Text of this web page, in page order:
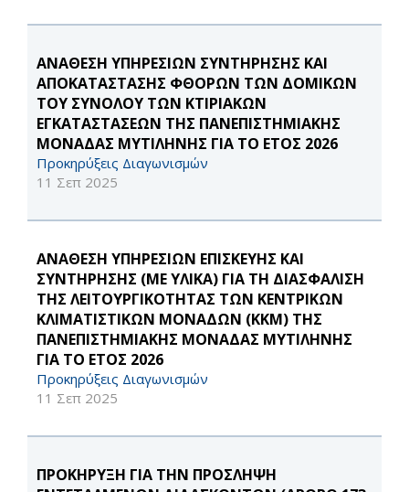
ΑΝΑΘΕΣΗ ΥΠΗΡΕΣΙΩΝ ΣΥΝΤΗΡΗΣΗΣ ΚΑΙ
ΑΠΟΚΑΤΑΣΤΑΣΗΣ ΦΘΟΡΩΝ ΤΩΝ ΔΟΜΙΚΩΝ
ΤΟΥ ΣΥΝΟΛΟΥ ΤΩΝ ΚΤΙΡΙΑΚΩΝ
ΕΓΚΑΤΑΣΤΑΣΕΩΝ ΤΗΣ ΠΑΝΕΠΙΣΤΗΜΙΑΚΗΣ
ΜΟΝΑΔΑΣ ΜΥΤΙΛΗΝΗΣ ΓΙΑ ΤΟ ΕΤΟΣ 2026
Προκηρύξεις Διαγωνισμών
11 Σεπ 2025
ΑΝΑΘΕΣΗ ΥΠΗΡΕΣΙΩΝ ΕΠΙΣΚΕΥΗΣ ΚΑΙ
ΣΥΝΤΗΡΗΣΗΣ (ΜΕ ΥΛΙΚΑ) ΓΙΑ ΤΗ ΔΙΑΣΦΑΛΙΣΗ
ΤΗΣ ΛΕΙΤΟΥΡΓΙΚΟΤΗΤΑΣ ΤΩΝ ΚΕΝΤΡΙΚΩΝ
ΚΛΙΜΑΤΙΣΤΙΚΩΝ ΜΟΝΑΔΩΝ (ΚΚΜ) ΤΗΣ
ΠΑΝΕΠΙΣΤΗΜΙΑΚΗΣ ΜΟΝΑΔΑΣ ΜΥΤΙΛΗΝΗΣ
ΓΙΑ ΤΟ ΕΤΟΣ 2026
Προκηρύξεις Διαγωνισμών
11 Σεπ 2025
ΠΡΟΚΗΡΥΞΗ ΓΙΑ ΤΗΝ ΠΡΟΣΛΗΨΗ